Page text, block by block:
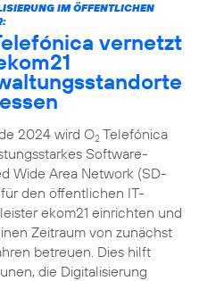
IM ÖFFENTLICHEN
vernetzt
2024 wird O2Telefónica
Software-
Wide Area Network (SD-
den öffentlichen IT-
ekom21 einrichten und
Zeitraum von zunächst
betreuen. Dies hilft
die Digitalisierung